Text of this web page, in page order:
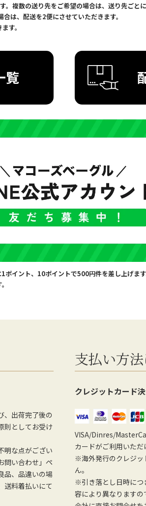
複数の送り先をご希望の場合は、送り先ごと
は、配送を2便にさせていただきます。
す。
覧
イント、10ポイントで500円件を差し上げます
、出荷完了後の
則としてお受け
明な点がござい
問い合わせ」ペ
品、品違いの場
送料着払いにて
支払い方
クレジットカード
VISA/Dinres/
カードがご利用いただ
※海外発行のクレジッ
ん。
※引き落とし日時につ
容により異なります